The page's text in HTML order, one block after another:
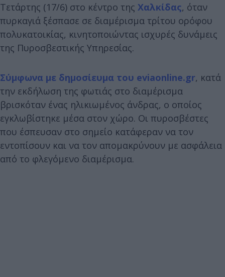
Τετάρτης (17/6) στο κέντρο της Χαλκίδας, όταν
πυρκαγιά ξέσπασε σε διαμέρισμα τρίτου ορόφου
πολυκατοικίας, κινητοποιώντας ισχυρές δυνάμεις
της Πυροσβεστικής Υπηρεσίας.
Σύμφωνα με δημοσίευμα του eviaonline.gr, κατά
την εκδήλωση της φωτιάς στο διαμέρισμα
βρισκόταν ένας ηλικιωμένος άνδρας, ο οποίος
εγκλωβίστηκε μέσα στον χώρο. Οι πυροσβέστες
που έσπευσαν στο σημείο κατάφεραν να τον
εντοπίσουν και να τον απομακρύνουν με ασφάλεια
από το φλεγόμενο διαμέρισμα.